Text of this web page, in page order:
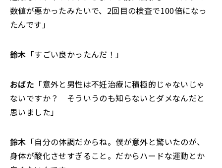
数値が悪かったみたいで、2回目の検査で100倍になっ
たんです」
鈴木 「すごい良かったんだ！」
おばた 「意外と男性は不妊治療に積極的じゃないじゃ
ないですか？ そういうのも知らないとダメなんだと
思いました」
鈴木 「自分の体調だからね。僕が意外と驚いたのが、
身体が酸化させすぎること。だからハードな運動とか